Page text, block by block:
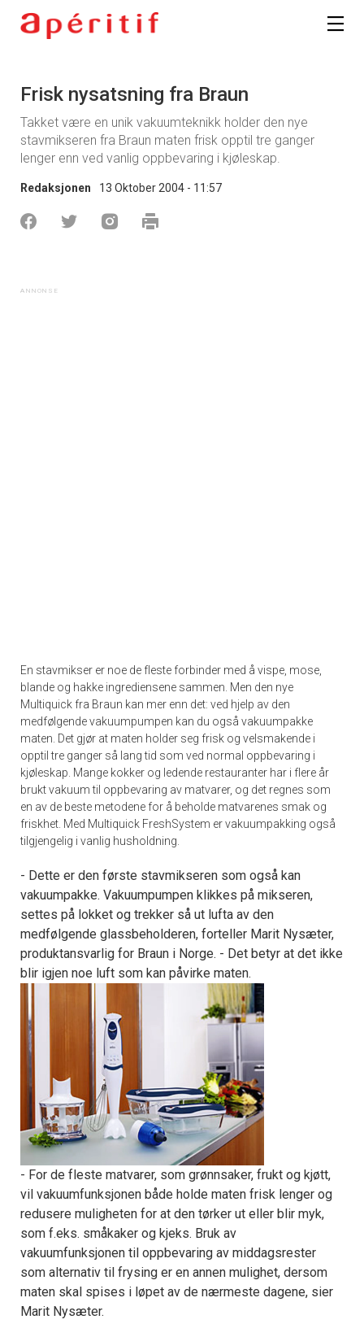
Frisk nysatsning fra Braun
Takket være en unik vakuumteknikk holder den nye
stavmikseren fra Braun maten frisk opptil tre ganger
lenger enn ved vanlig oppbevaring i kjøleskap.
Redaksjonen 13 Oktober 2004 - 11:57
En stavmikser er noe de fleste forbinder med å vispe, mose,
blande og hakke ingrediensene sammen. Men den nye
Multiquick fra Braun kan mer enn det: ved hjelp av den
medfølgende vakuumpumpen kan du også vakuumpakke
maten. Det gjør at maten holder seg frisk og velsmakende i
opptil tre ganger så lang tid som ved normal oppbevaring i
kjøleskap. Mange kokker og ledende restauranter har i flere år
brukt vakuum til oppbevaring av matvarer, og det regnes som
en av de beste metodene for å beholde matvarenes smak og
friskhet. Med Multiquick FreshSystem er vakuumpakking også
tilgjengelig i vanlig husholdning.
- Dette er den første stavmikseren som også kan
vakuumpakke. Vakuumpumpen klikkes på mikseren,
settes på lokket og trekker så ut lufta av den
medfølgende glassbeholderen, forteller Marit Nysæter,
produktansvarlig for Braun i Norge. - Det betyr at det ikke
blir igjen noe luft som kan påvirke maten.
- For de fleste matvarer, som grønnsaker, frukt og kjøtt,
vil vakuumfunksjonen både holde maten frisk lenger og
redusere muligheten for at den tørker ut eller blir myk,
som f.eks. småkaker og kjeks. Bruk av
vakuumfunksjonen til oppbevaring av middagsrester
som alternativ til frysing er en annen mulighet, dersom
maten skal spises i løpet av de nærmeste dagene, sier
Marit Nysæter.